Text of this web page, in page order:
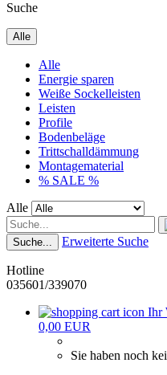
Suche
Alle
Alle
Energie sparen
Weiße Sockelleisten
Leisten
Profile
Bodenbeläge
Trittschalldämmung
Montagematerial
% SALE %
Alle
Suche... Erweiterte Suche
Hotline
035601/339070
Ihr
0,00 EUR
Sie haben noch